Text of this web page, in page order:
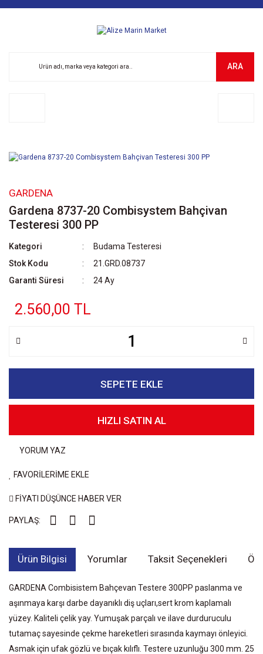
ARA
GARDENA
Gardena 8737-20 Combisystem Bahçivan
Testeresi 300 PP
Kategori
Budama Testeresi
Stok Kodu
21.GRD.08737
Garanti Süresi
24 Ay
2.560,00 TL
SEPETE EKLE
HIZLI SATIN AL
YORUM YAZ
FAVORİLERİME EKLE
FİYATI DÜŞÜNCE HABER VER
PAYLAŞ:
Ürün Bilgisi Yorumlar Taksit Seçenekleri
GARDENA Combisistem Bahçevan Testere 300PP paslanma ve
aşınmaya karşı darbe dayanıklı diş uçları,sert krom kaplamalı
yüzey. Kaliteli çelik yay. Yumuşak parçalı ve ilave durduruculu
tutamaç sayesinde çekme hareketleri sırasında kaymayı önleyici.
Asmak için ufak gözlü ve bıçak kılıflı. Testere uzunluğu 300 mm. 25